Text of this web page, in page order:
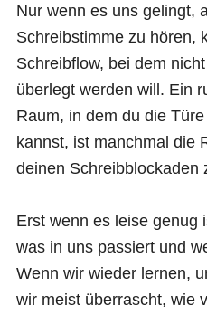
Nur wenn es uns gelingt,
Schreibstimme zu hören,
Schreibflow, bei dem
überlegt werden will. Ein
Raum, in dem du die
kannst, ist manchmal die
deinen Schreibblockaden
Erst wenn es leise genug
was in uns passiert und
Wenn wir wieder lernen,
wir meist überrascht, wie